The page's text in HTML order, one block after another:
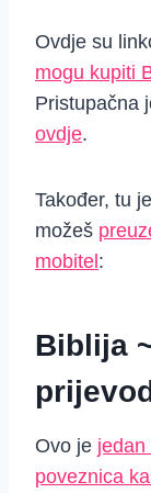
Ovdje su
mogu kupiti
Pristupačna
ovdje.
Također, tu
možeš
mobitel:
Biblija
Ovo je jedan
poveznica